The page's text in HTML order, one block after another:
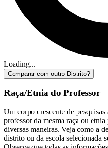
Loading...
Comparar com outro Distrito?
Raça/Etnia do Professor
Um corpo crescente de
professor da mesma raça ou
diversas maneiras. Veja como a
distrito ou da escola selecionada